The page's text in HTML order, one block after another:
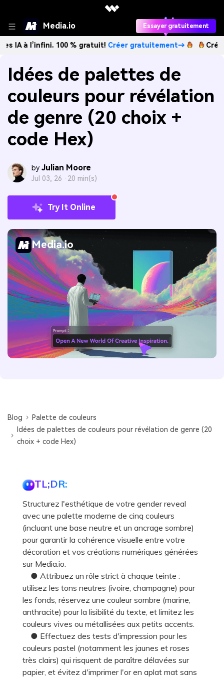
Media.io Essayer gratuitement
100 % gratuit!Créer gratuitement→ Créez des
Idées de palettes de
couleurs pour révélation
de genre (20 choix +
code Hex)
by Julian Moore
Jul 03, 26 · 20 min(s)
Try It Online
Media.io
Blog
Palette de couleurs
Idées de palettes de couleurs pour révélation de genre (20
choix + code Hex)
TL;DR:
Structurez l'esthétique de votre gender reveal
avec une palette moderne de cinq couleurs
(incluant une base neutre et un ancrage sombre)
pour garantir la cohérence visuelle entre votre
décoration et vos créations numériques générées
sur Media.io.
● Attribuez un rôle strict à chaque teinte :
utilisez les tons neutres (ivoire, champagne) pour
les fonds, réservez une couleur sombre (marine,
anthracite) pour la lisibilité du texte, et limitez les
couleurs vives ou métallisées aux petits accents.
● Effectuez des tests d'impression pour les
couleurs pastel (notamment les jaunes et roses
très clairs) qui risquent de paraître délavées sur
papier, et évitez d'imprimer l'or en aplat mat sans